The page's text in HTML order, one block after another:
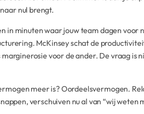
nul brengt.
in minuten waar jouw team dagen voor
McKinsey schat de
voor de ander. De vraag is
meer is? Oordeelsvermogen.
verschuiven nu al van “wij weten